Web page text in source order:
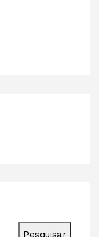
Pesquisar